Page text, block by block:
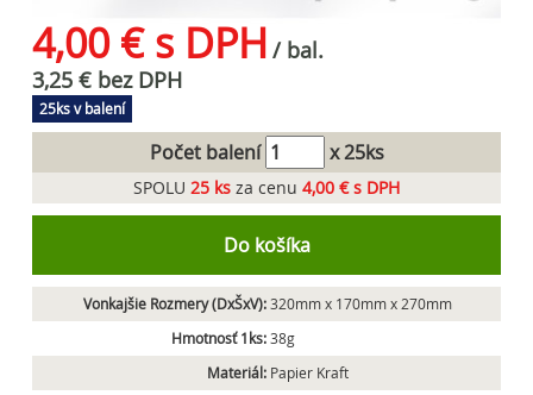
4,00 € s DPH / bal.
3,25 € bez DPH
25ks v balení
Počet balení x 25ks
SPOLU 25 ks za cenu 4,00 € s DPH
Do košíka
Vonkajšie Rozmery (DxŠxV):320mm x 170mm x 270mm
Hmotnosť 1ks:38g
Materiál: Papier Kraft